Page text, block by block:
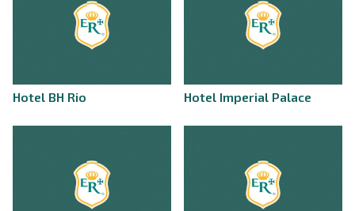
Hotel BH Rio Hotel Imperial Palace